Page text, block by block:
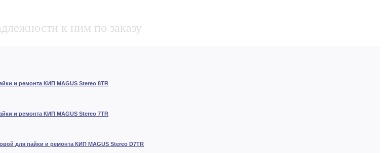
к ним по заказу
и ремонта КИП MAGUS Stereo 8TR
и ремонта КИП MAGUS Stereo 7TR
для пайки и ремонта КИП MAGUS Stereo D7TR